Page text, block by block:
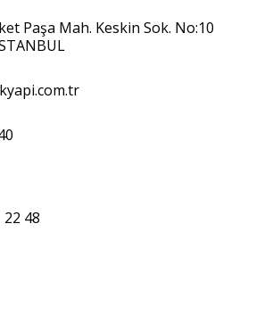
Paşa Mah. Keskin Sok. No:10
48